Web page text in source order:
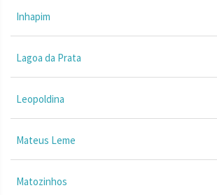
Inhapim
Lagoa da Prata
Leopoldina
Mateus Leme
Matozinhos